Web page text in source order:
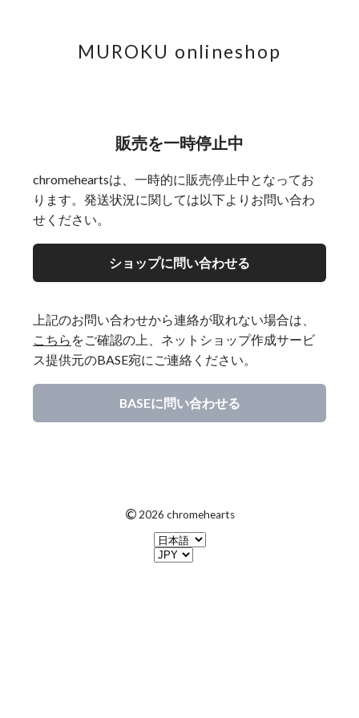
MUROKU onlineshop
販売を一時停止中
chromeheartsは、一時的に販売停止中となってお
ります。発送状況に関しては以下よりお問い合わ
せください。
ショップに問い合わせる
上記のお問い合わせから連絡が取れない場合は、
こちら をご確認の上、ネットショップ作成サービ
ス提供元のBASE宛にご連絡ください。
BASEに問い合わせる
© 2026 chromehearts